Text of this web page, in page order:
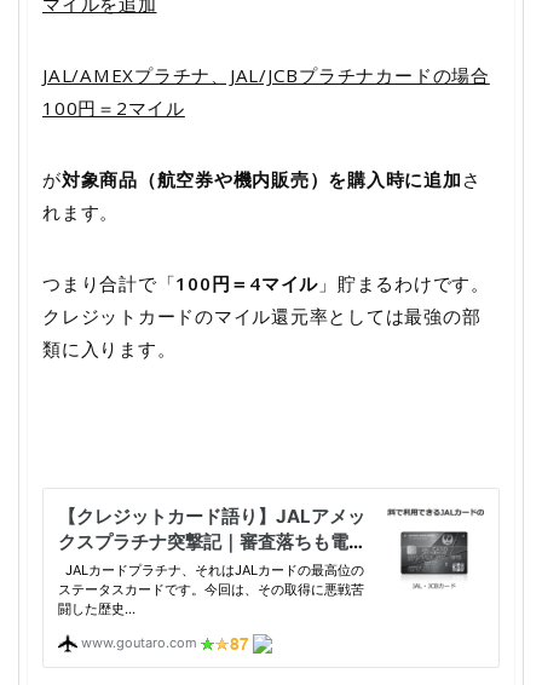
JAL/AMEXプラチナ、JAL/JCBプラチナカードの場合
100円＝2マイル
が対象商品（航空券や機内販売）を購入時に追加 さ
れます。
つまり合計で「100円＝4マイル 」貯まるわけです。
クレジットカードのマイル還元率としては最強の部
類に入ります。